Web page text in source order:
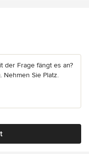
Sternen
der Frage fängt es an?
Nehmen Sie Platz.